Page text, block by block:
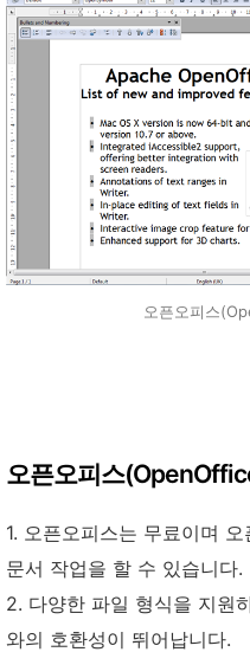
오픈오피스
오픈오피스
1. 오픈오피스는 무료이며
문서 작업을 할 수 있습니다.
2. 다양한 파일 형식을 지원
와의 호환성이 뛰어납니다.